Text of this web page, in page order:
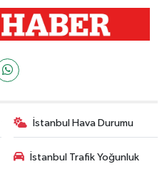
İstanbul Hava Durumu
İstanbul Trafik Yoğunluk